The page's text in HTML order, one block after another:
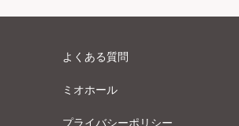
よくある質問
ミオホール
プライバシーポリシー